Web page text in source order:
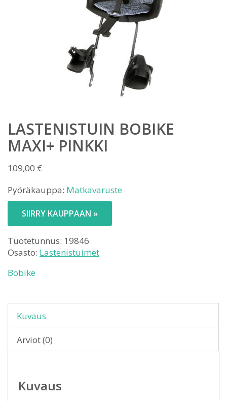
LASTENISTUIN BOBIKE
MAXI+ PINKKI
109,00 €
Pyöräkauppa: Matkavaruste
SIIRRY KAUPPAAN »
Tuotetunnus: 19846
Osasto: Lastenistuimet
Bobike
Kuvaus
Arviot (0)
Kuvaus